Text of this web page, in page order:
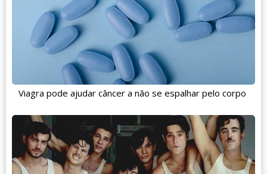
Viagra pode ajudar câncer a não se espalhar pelo corpo